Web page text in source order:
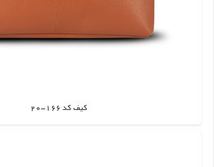
کیف کد 166-20
اطلاعات بیشتر